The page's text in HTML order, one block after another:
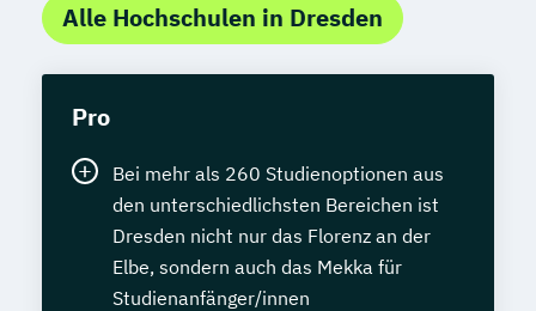
Alle Hochschulen in Dresden
Pro
Bei mehr als 260 Studienoptionen aus
den unterschiedlichsten Bereichen ist
Dresden nicht nur das Florenz an der
Elbe, sondern auch das Mekka für
Studienanfänger/innen